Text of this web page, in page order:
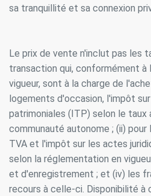
sa tranquillité et sa connexion
Le prix de vente n'inclut pas les
transaction qui, conformément à
vigueur, sont à la charge de
logements d'occasion, l'impôt
patrimoniales (ITP) selon le taux
communauté autonome ; (ii)
TVA et l'impôt sur les actes
selon la réglementation en
et d'enregistrement ; et (iv) les
recours à celle-ci. Disponibilité à
Technique et Fonctionnel
Ce site Web utilise ses propres
informations afin d'améliorer nos
continuez à naviguer, vous
L'utilisateur a la possibilité de
pouvant, s'il le souhaite,
disque dur, même s'il doit garder
action peut entraîner des
site.
Analyse et Personnalisation